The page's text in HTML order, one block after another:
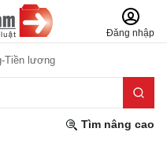
Đăng nhập
Tiền lương
Tìm nâng cao